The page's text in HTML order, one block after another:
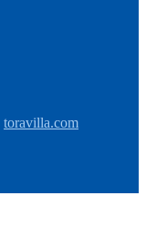
toravilla.com